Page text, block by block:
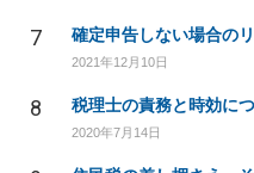
7 確定申告しない場合の
2021年12月10日
8 税理士の責務と時効に
2020年7月14日